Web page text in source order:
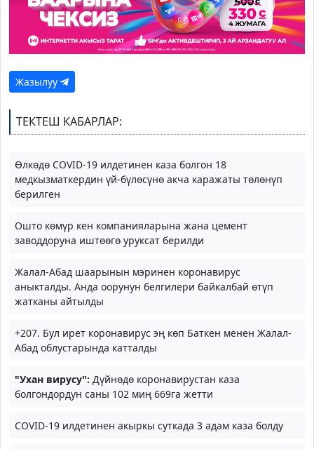
Жазылуу
ТЕКТЕШ КАБАРЛАР:
Өлкөдө COVID-19 илдетинен каза болгон 18
медкызматкердин үй-бүлөсүнө акча каражаты төлөнүп
берилген
Ошто көмүр кен компанияларына жана цемент
заводдоруна иштөөгө уруксат берилди
Жалал-Абад шаарынын мэринен коронавирус
аныкталды. Анда оорунун белгилери байкалбай өтүп
жатканы айтылды
+207. Бул ирет коронавирус эң көп Баткен менен Жалал-
Абад облустарында катталды
"Ухан вирусу": Дүйнөдө коронавирустан каза
болгондордун саны 102 миң 669га жетти
COVID-19 илдетинен акыркы суткада 3 адам каза болду